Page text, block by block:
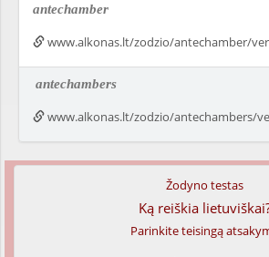
antechamber
www.alkonas.lt/zodzio/antechamber/
antechambers
www.alkonas.lt/zodzio/antechambers/
Žodyno testas
Ką reiškia
Parinkite teisingą